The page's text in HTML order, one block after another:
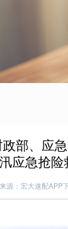
部、应
应急抢
来源：宏大速配APP